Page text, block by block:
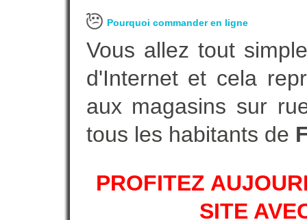
Pourquoi commander en ligne
Vous allez tout
d'Internet et cela
aux magasins sur
tous les habitants de
PROFITEZ
SITE